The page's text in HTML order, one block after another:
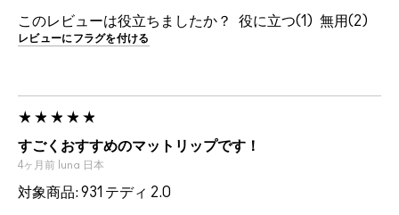
このレビューは役立ちましたか？ 1 2
レビューにフラグを付ける
すごくおすすめのマットリップです！
4ヶ月前 luna 日本
対象商品: 931 テディ 2.0